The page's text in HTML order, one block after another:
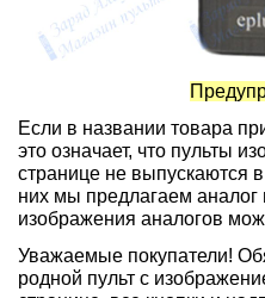
Если в названии товара
это означает, что пульты
странице не выпускаются
них мы предлагаем
изображения аналогов
Уважаемые покупатели!
родной пульт с